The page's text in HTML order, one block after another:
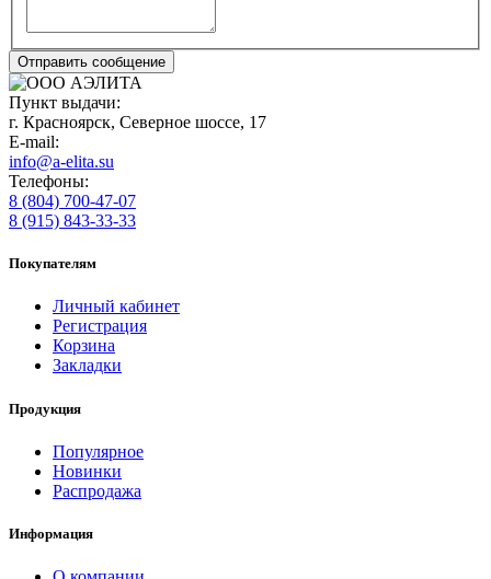
Пункт выдачи:
г. Красноярск, Северное шоссе, 17
E-mail:
info@a-elita.su
Телефоны:
8 (804) 700-47-07
8 (915) 843-33-33
Покупателям
Личный кабинет
Регистрация
Корзина
Закладки
Продукция
Популярное
Новинки
Распродажа
Информация